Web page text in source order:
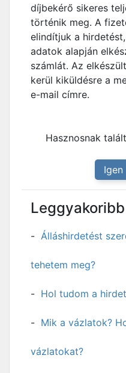
díjbekérő sikeres
történik meg. A
elindítjuk a
adatok alapján
számlát. Az
kerül kiküldésre a
e-mail címre.
Hasznosnak
Igen
Álláshirdetést
tehetem meg?
Hol tudom a
Mik a vázlatok?
vázlatokat?